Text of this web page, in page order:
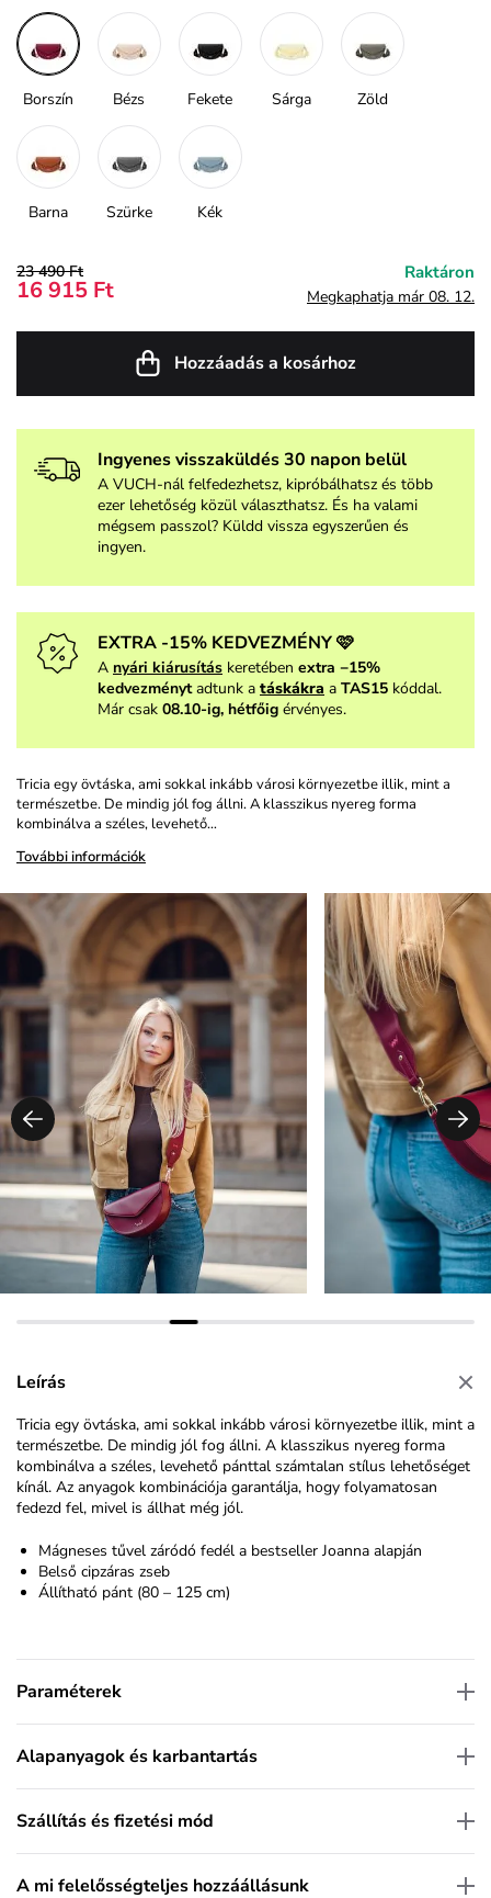
Borszín Bézs Fekete Sárga Zöld
Barna Szürke Kék
23 490 Ft
16 915 Ft
Raktáron
Megkaphatja már 08. 12.
Hozzáadás a kosárhoz
Ingyenes visszaküldés 30 napon belül
A VUCH-nál felfedezhetsz, kipróbálhatsz és több
ezer lehetőség közül választhatsz. És ha valami
mégsem passzol? Küldd vissza egyszerűen és
ingyen.
EXTRA -15% KEDVEZMÉNY 🩷
A nyári kiárusítás keretében extra −15%
kedvezménytadtunk a táskákra a TAS15 kóddal.
Már csak 08.10-ig, hétfőig érvényes.
Tricia egy övtáska, ami sokkal inkább városi környezetbe illik, mint a
természetbe. De mindig jól fog állni. A klasszikus nyereg forma
kombinálva a széles, levehető…
További információk
Leírás
Tricia egy övtáska, ami sokkal inkább városi környezetbe illik, mint a
természetbe. De mindig jól fog állni. A klasszikus nyereg forma
kombinálva a széles, levehető pánttal számtalan stílus lehetőséget
kínál. Az anyagok kombinációja garantálja, hogy folyamatosan
fedezd fel, mivel is állhat még jól.
Mágneses tűvel záródó fedél a bestseller Joanna alapján
Belső cipzáras zseb
Állítható pánt (80 – 125 cm)
Paraméterek
Alapanyagok és karbantartás
Szállítás és fizetési mód
A mi felelősségteljes hozzáállásunk